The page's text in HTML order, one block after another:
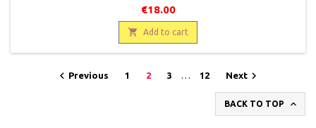
titre gravé or, plats cartonnés marbrés. Pages de garde en papier à
€18.00
 Add to cart
 Previous 1 2 3 12 Next 
BACK TO TOP 